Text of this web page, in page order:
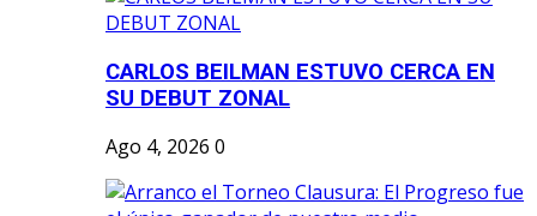
CARLOS BEILMAN ESTUVO CERCA EN
SU DEBUT ZONAL
Ago 4, 2026 0